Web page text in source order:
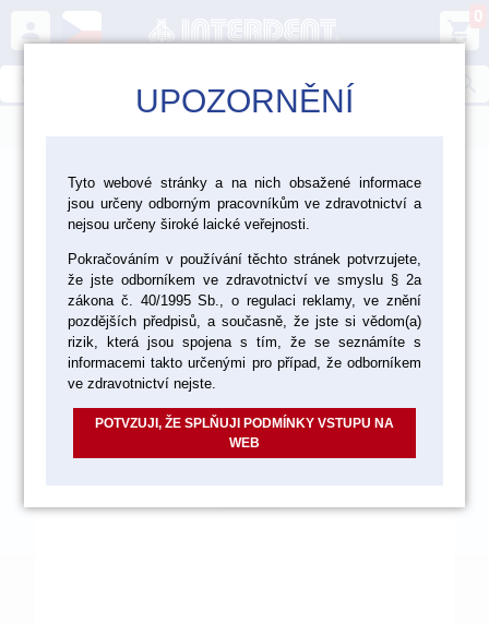
person shopping_cart
0
> CAD/CAM > 3D tisk > Formlabs > Form 4
Příslušenství Form 4
UPOZORNĚNÍ
Tyto webové stránky a na nich obsažené informace
jsou určeny odborným pracovníkům ve zdravotnictví a
nejsou určeny široké laické veřejnosti.
Pokračováním v používání těchto stránek potvrzujete,
že jste odborníkem ve zdravotnictví ve smyslu § 2a
zákona č. 40/1995 Sb., o regulaci reklamy, ve znění
pozdějších předpisů, a současně, že jste si vědom(a)
rizik, která jsou spojena s tím, že se seznámíte s
informacemi takto určenými pro případ, že odborníkem
ve zdravotnictví nejste.
POTVZUJI, ŽE SPLŇUJI PODMÍNKY VSTUPU NA
WEB